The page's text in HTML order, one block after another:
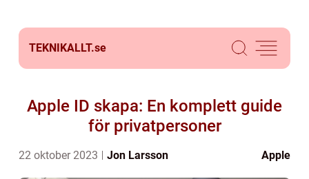
TEKNIKALLT.se
Apple ID skapa: En komplett guide
för privatpersoner
22 oktober 2023 Jon Larsson Apple